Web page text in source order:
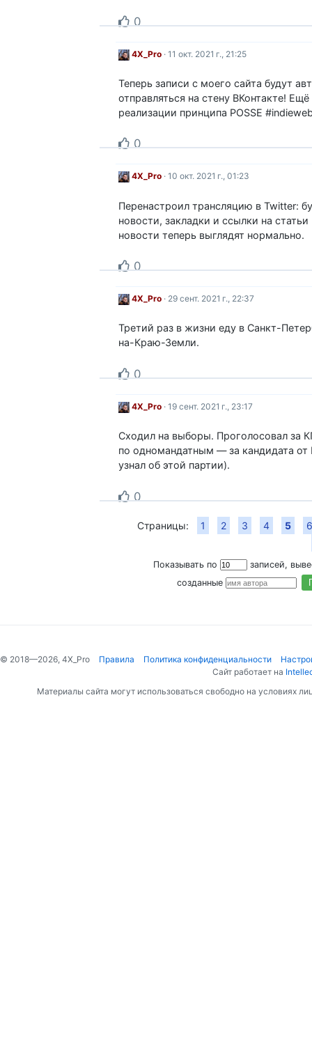
0
4X_Pro · 11 окт. 2021 г., 21:25
Теперь записи с моего сайта будут
отправляться на стену ВКонтакте!
реализации принципа POSSE
0
4X_Pro · 10 окт. 2021 г., 01:23
Перенастроил трансляцию в Twitter:
новости, закладки и ссылки на
новости теперь выглядят нормально.
0
4X_Pro · 29 сент. 2021 г., 22:37
Третий раз в жизни еду в Санкт-
на-Краю-Земли.
0
4X_Pro · 19 сент. 2021 г., 23:17
Сходил на выборы. Проголосовал за
по одномандатным — за кандидата
узнал об этой партии).
0
Страницы: 1 2 3 4 5 6
Показывать по
записей,
созданные
© 2018—2026, 4X_Pro Правила Политика конфиденциальности
Сайт работает на
Материалы сайта могут использоваться свободно на условиях